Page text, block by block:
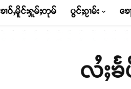
ၶၢဝ်ႇမိူင်းႁူမ်ႈတုမ် ပွင်ႈၵႂၢမ်း ၶ
လႆႈၶႅ